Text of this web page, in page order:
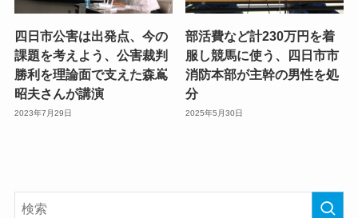
四日市公害は出発点、今の
課題を考えよう、公害裁判
勝利を理論面で支えた森嶌
昭夫さんが講演
2023年7月29日
部活費など計230万円を着
服し競馬に使う、四日市市
消防本部が主幹の男性を処
分
2025年5月30日